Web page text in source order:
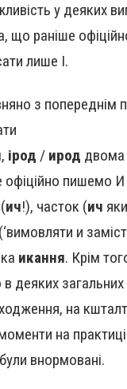
у деяких
що раніше
лише І.
з попереднім
, ірод / ирод двома
пишемо И
ич!), часток (ич
(‘вимовляти и
икання. Крім
деяких загальних
на
на
внормовані.